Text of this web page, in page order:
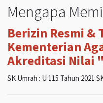
Mengapa
Berizin Resmi &
Kementerian
Akreditasi Nilai
SK Umrah : U 115 Tahun 2021